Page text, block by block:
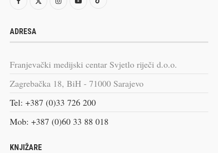
ADRESA
Franjevački medijski centar Svjetlo riječi d.o.o.
Zagrebačka 18, BiH - 71000 Sarajevo
Tel: +387 (0)33 726 200
Mob: +387 (0)60 33 88 018
KNJIŽARE